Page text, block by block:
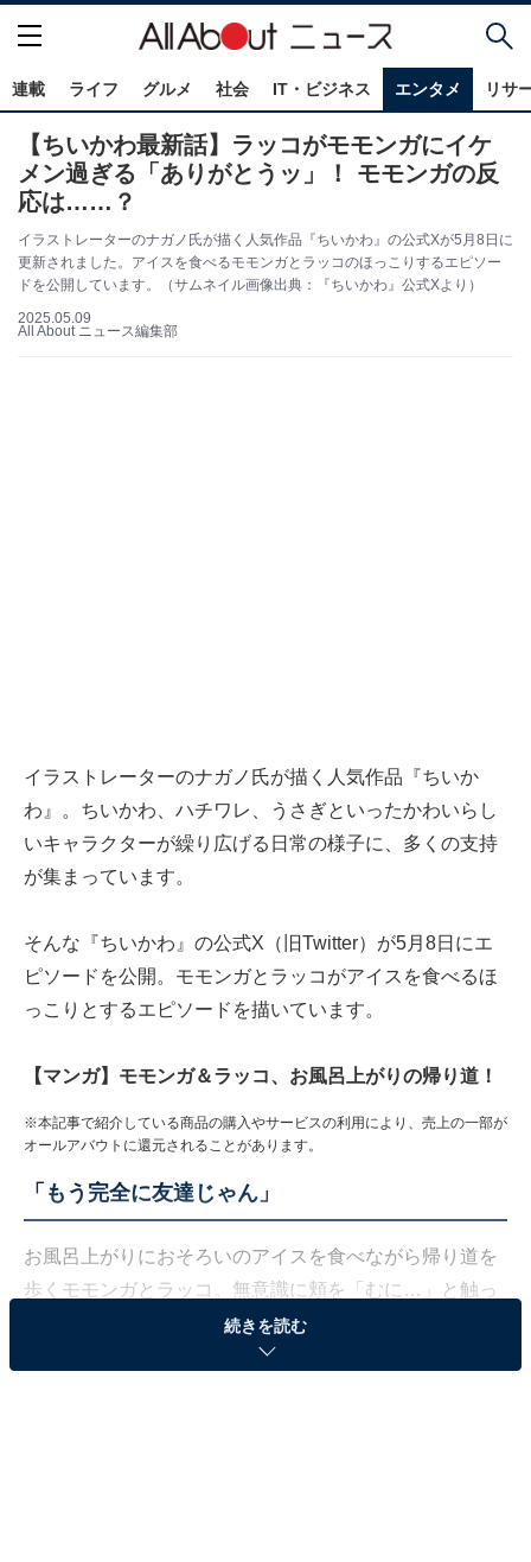
連載 ライフ グルメ 社会 IT・ビジネス エンタメ リサ
【ちいかわ最新話】ラッコがモモンガにイケ
メン過ぎる「ありがとうッ」！ モモンガの反
応は……？
イラストレーターのナガノ氏が描く人気作品『ちいかわ』の公式Xが5月8日に
更新されました。アイスを食べるモモンガとラッコのほっこりするエピソー
ドを公開しています。（サムネイル画像出典：『ちいかわ』公式Xより）
2025.05.09
All About ニュース編集部
イラストレーターのナガノ氏が描く人気作品『ちいか
わ』。ちいかわ、ハチワレ、うさぎといったかわいらし
いキャラクターが繰り広げる日常の様子に、多くの支持
が集まっています。
そんな『ちいかわ』の公式X（旧Twitter）が5月8日にエ
ピソードを公開。モモンガとラッコがアイスを食べるほ
っこりとするエピソードを描いています。
【マンガ】モモンガ＆ラッコ、お風呂上がりの帰り道！
※本記事で紹介している商品の購入やサービスの利用により、売上の一部が
オールアバウトに還元されることがあります。
「もう完全に友達じゃん」
お風呂上がりにおそろいのアイスを食べながら帰り道を
歩くモモンガとラッコ。無意識に頬を「むに…」と触っ
てしまうラッコを見て、モモンガは「な～んか今 良さ
そうなかわいこぶりがあったような…」と興味津々な様
続きを読む